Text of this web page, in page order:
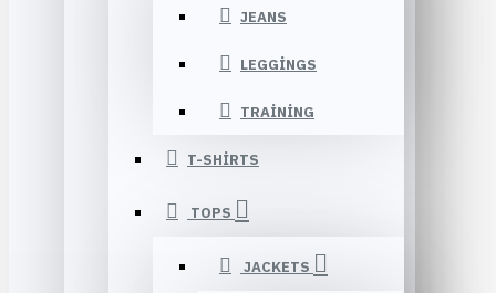
JEANS
LEGGINGS
TRAINING
T-SHIRTS
TOPS
JACKETS